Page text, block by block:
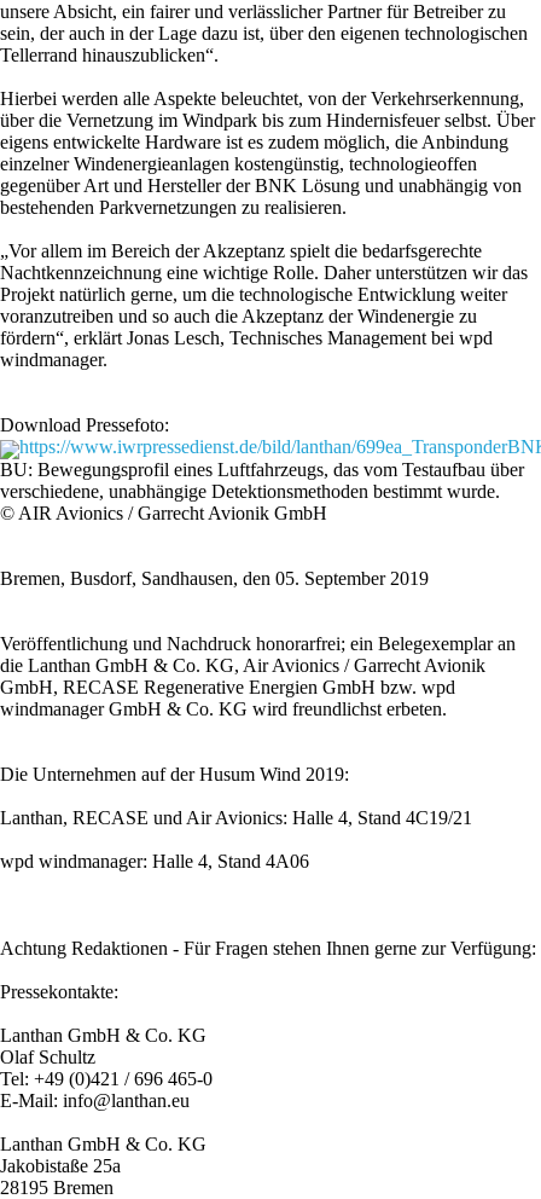
unsere Absicht, ein fairer und verlässlicher Partner für Betreiber zu
sein, der auch in der Lage dazu ist, über den eigenen technologischen
Tellerrand hinauszublicken“.
Hierbei werden alle Aspekte beleuchtet, von der Verkehrserkennung,
über die Vernetzung im Windpark bis zum Hindernisfeuer selbst. Über
eigens entwickelte Hardware ist es zudem möglich, die Anbindung
einzelner Windenergieanlagen kostengünstig, technologieoffen
gegenüber Art und Hersteller der BNK Lösung und unabhängig von
bestehenden Parkvernetzungen zu realisieren.
„Vor allem im Bereich der Akzeptanz spielt die bedarfsgerechte
Nachtkennzeichnung eine wichtige Rolle. Daher unterstützen wir das
Projekt natürlich gerne, um die technologische Entwicklung weiter
voranzutreiben und so auch die Akzeptanz der Windenergie zu
fördern“, erklärt Jonas Lesch, Technisches Management bei wpd
windmanager.
Download Pressefoto:
https://www.iwrpressedienst.de/bild/lanthan/
BU: Bewegungsprofil eines Luftfahrzeugs, das vom Testaufbau über
verschiedene, unabhängige Detektionsmethoden bestimmt wurde.
© AIR Avionics / Garrecht Avionik GmbH
Bremen, Busdorf, Sandhausen, den 05. September 2019
Veröffentlichung und Nachdruck honorarfrei; ein Belegexemplar an
die Lanthan GmbH & Co. KG, Air Avionics / Garrecht Avionik
GmbH, RECASE Regenerative Energien GmbH bzw. wpd
windmanager GmbH & Co. KG wird freundlichst erbeten.
Die Unternehmen auf der Husum Wind 2019:
Lanthan, RECASE und Air Avionics: Halle 4, Stand 4C19/21
wpd windmanager: Halle 4, Stand 4A06
Achtung Redaktionen - Für Fragen stehen Ihnen gerne zur Verfügung:
Pressekontakte:
Lanthan GmbH & Co. KG
Olaf Schultz
Tel: +49 (0)421 / 696 465-0
E-Mail: info@lanthan.eu
Lanthan GmbH & Co. KG
Jakobistaße 25a
28195 Bremen